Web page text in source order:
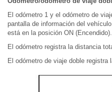
El odómetro 1 y el odómetro de
pantalla de información del
está en la posición ON (Encendido).
El odómetro registra la distancia
El odómetro de viaje doble registra